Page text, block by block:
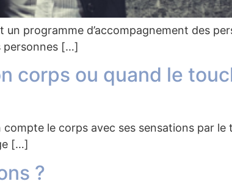
programme d’accompagnement des
personnes […]
corps ou quand le
le corps avec ses sensations par
[…]
?